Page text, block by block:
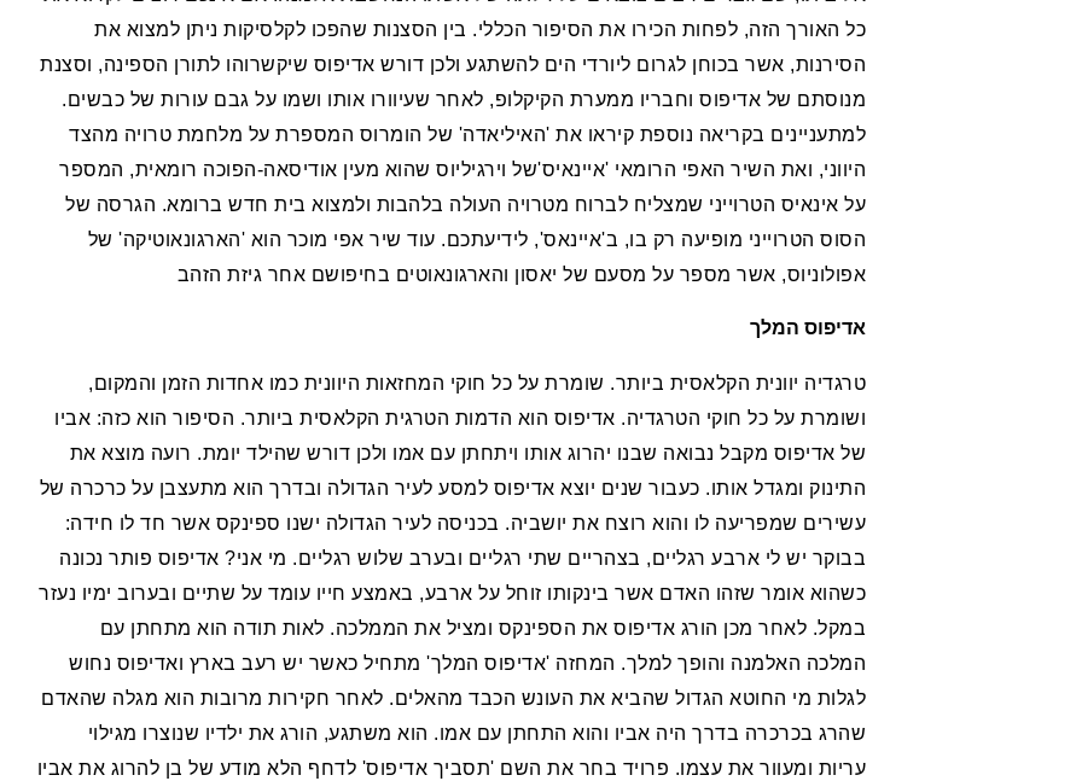
כל האורך הזה, לפחות הכירו את הסיפור הכללי. בין הסצנות שהפכו לקלסיקות ניתן למצוא את
הסירנות, אשר בכוחן לגרום ליורדי הים להשתגע ולכן דורש אדיפוס שיקשרוהו לתורן הספינה, וסצנת
מנוסתם של אדיפוס וחבריו ממערת הקיקלופ, לאחר שעיוורו אותו ושמו על גבם עורות של כבשים.
למתעניינים בקריאה נוספת קיראו את 'האיליאדה' של הומרוס המספרת על מלחמת טרויה מהצד
היווני, ואת השיר האפי הרומאי 'איינאיס'של וירגיליוס שהוא מעין אודיסאה-הפוכה רומאית, המספר
על אינאיס הטרוייני שמצליח לברוח מטרויה העולה בלהבות ולמצוא בית חדש ברומא. הגרסה של
הסוס הטרוייני מופיעה רק בו, ב'איינאס', לידיעתכם. עוד שיר אפי מוכר הוא 'הארגונאוטיקה' של
אפולוניוס, אשר מספר על מסעם של יאסון והארגונאוטים בחיפושם אחר גיזת הזהב
אדיפוס המלך
טרגדיה יוונית הקלאסית ביותר. שומרת על כל חוקי המחזאות היוונית כמו אחדות הזמן והמקום,
ושומרת על כל חוקי הטרגדיה. אדיפוס הוא הדמות הטרגית הקלאסית ביותר. הסיפור הוא כזה: אביו
של אדיפוס מקבל נבואה שבנו יהרוג אותו ויתחתן עם אמו ולכן דורש שהילד יומת. רועה מוצא את
התינוק ומגדל אותו. כעבור שנים יוצא אדיפוס למסע לעיר הגדולה ובדרך הוא מתעצבן על כרכרה של
עשירים שמפריעה לו והוא רוצח את יושביה. בכניסה לעיר הגדולה ישנו ספינקס אשר חד לו חידה:
בבוקר יש לי ארבע רגליים, בצהריים שתי רגליים ובערב שלוש רגליים. מי אני? אדיפוס פותר נכונה
כשהוא אומר שזהו האדם אשר בינקותו זוחל על ארבע, באמצע חייו עומד על שתיים ובערוב ימיו נעזר
במקל. לאחר מכן הורג אדיפוס את הספינקס ומציל את הממלכה. לאות תודה הוא מתחתן עם
המלכה האלמנה והופך למלך. המחזה 'אדיפוס המלך' מתחיל כאשר יש רעב בארץ ואדיפוס נחוש
לגלות מי החוטא הגדול שהביא את העונש הכבד מהאלים. לאחר חקירות מרובות הוא מגלה שהאדם
שהרג בכרכרה בדרך היה אביו והוא התחתן עם אמו. הוא משתגע, הורג את ילדיו שנוצרו מגילוי
עריות ומעוור את עצמו. פרויד בחר את השם 'תסביך אדיפוס' לדחף הלא מודע של בן להרוג את אביו